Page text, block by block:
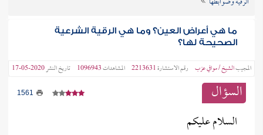
ما هي أعراض العين؟ وما هي الرقية الشرعية
الصحيحة لها؟
المجيبالشيخ / موافي عزب رقم الاستشارة2213631 المشاهدات1096943 تاريخ النشر2020-05-17
السؤال 1561
السلام عليكم